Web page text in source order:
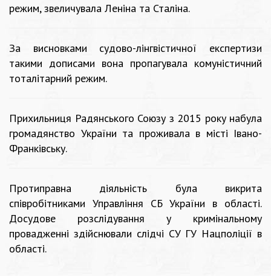
режим, звеличувала Леніна та Сталіна.
За висновками судово-лінгвістичної експертизи
такими дописами вона пропагувала комуністичний
тоталітарний режим.
Прихильниця Радянського Союзу з 2015 року набула
громадянство України та проживала в місті Івано-
Франківську.
Протиправна діяльність була викрита
співробітниками Управління СБ України в області.
Досудове розслідування у кримінальному
провадженні здійснювали слідчі СУ ГУ Нацполіції в
області.